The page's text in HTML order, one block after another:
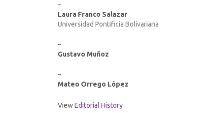
–
Laura Franco Salazar
Universidad Pontificia Bolivariana
–
Gustavo Muñoz
–
Mateo Orrego López
ViewEditorial History